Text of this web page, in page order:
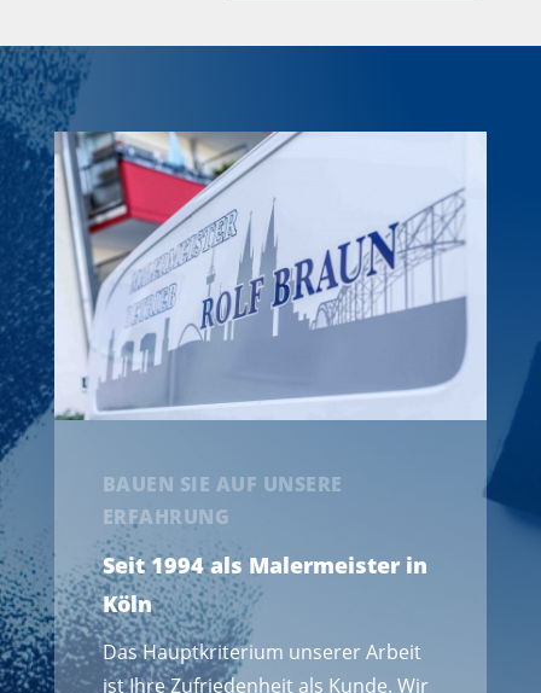
BAUEN SIE AUF UNSERE
ERFAHRUNG
Seit 1994 als Malermeister in
Köln
Das Hauptkriterium unserer Arbeit
ist Ihre Zufriedenheit als Kunde. Wir